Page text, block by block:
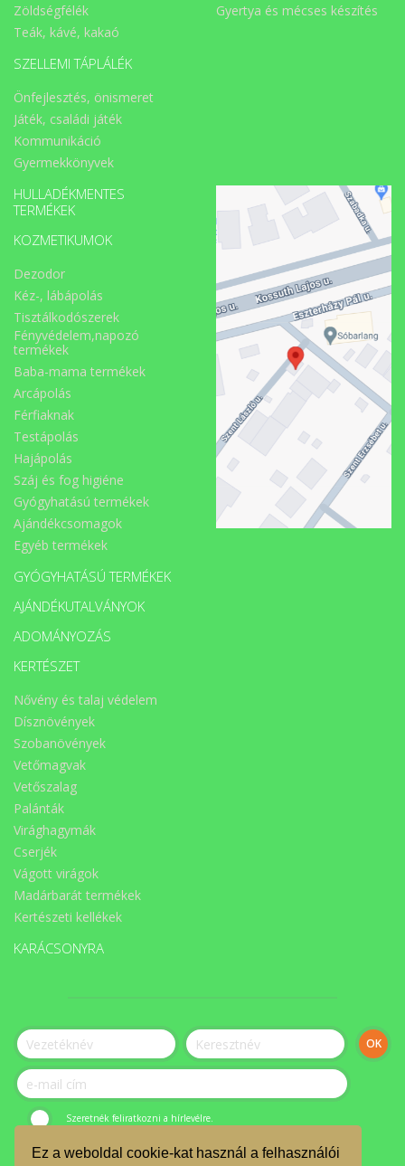
Ez a weboldal cookie-kat használ a felhasználói
Zöldségfélék
Teák, kávé, kakaó
SZELLEMI TÁPLÁLÉK
Önfejlesztés, önismeret
Játék, családi játék
Kommunikáció
Gyermekkönyvek
Gyertya és mécses készítés
HULLADÉKMENTES
TERMÉKEK
KOZMETIKUMOK
Dezodor
Kéz-, lábápolás
Tisztálkodószerek
Fényvédelem,napozó
termékek
Baba-mama termékek
Arcápolás
Férfiaknak
Testápolás
Hajápolás
Száj és fog higiéne
Gyógyhatású termékek
Ajándékcsomagok
Egyéb termékek
GYÓGYHATÁSÚ TERMÉKEK
AJÁNDÉKUTALVÁNYOK
ADOMÁNYOZÁS
KERTÉSZET
Nővény és talaj védelem
Dísznövények
Szobanövények
Vetőmagvak
Vetőszalag
Palánták
Virághagymák
Cserjék
Vágott virágok
Madárbarát termékek
Kertészeti kellékek
KARÁCSONYRA
Szeretnék feliratkozni a hírlevélre.
© ÉLET-Közösség Egyesület 2023.